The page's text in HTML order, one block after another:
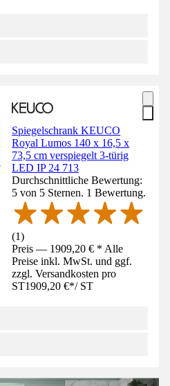
Spiegelschrank KEUCO
Royal Lumos 140 x 16,5 x
73,5 cm verspiegelt 3-türig
LED IP 24 713
Durchschnittliche Bewertung:
5 von 5 Sternen. 1 Bewertung.
(1)
Preis — 1909,20 € * Alle
Preise inkl. MwSt. und ggf.
zzgl. Versandkosten pro
ST1909,20 €*/ ST